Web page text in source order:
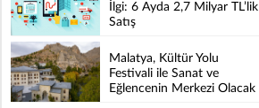
İlgi: 6 Ayda 2,7 Milyar TL’lik
Satış
Malatya, Kültür Yolu
Festivali ile Sanat ve
Eğlencenin Merkezi Olacak